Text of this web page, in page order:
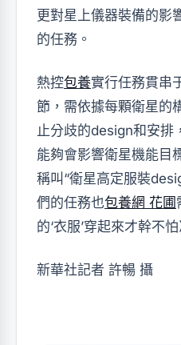
更對星上儀器裝備的影
的任務。
熱控包養實行任務貫串
節，需依據每顆衛星的
止分歧的design和安排
能夠會影響衛星機能目
稱叫“衛星高定服裝
們的任務也包養網 花圃
的‘衣服’穿起來才幹不
新華社記者 許暢 攝